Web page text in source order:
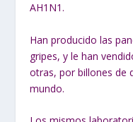
AH1N1.
Han producido las
gripes, y le han
otras, por billones de
mundo.